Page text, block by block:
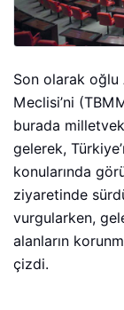
Son olarak oğlu
Meclisi’ni
burada
gelerek,
konularında
ziyaretinde
vurgularken,
alanların
çizdi.